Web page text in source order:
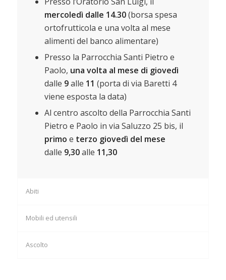
mercoledì dalle 14.30(borsa spesa
ortofrutticola e una volta al mese
alimenti del banco alimentare)
Presso la Parrocchia Santi Pietro e
Paolo, una volta al mese di giovedì
dalle 9alle 11 (porta di via Baretti 4
viene esposta la data)
Al centro ascolto della Parrocchia Santi
Pietro e Paolo in via Saluzzo 25 bis, il
primo e terzo giovedì del mese
dalle 9,30alle 11,30
Abiti
Mobili ed utensili
Ascolto